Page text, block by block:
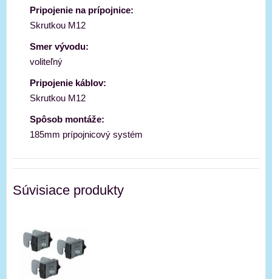
Pripojenie na prípojnice:
Skrutkou M12
Smer vývodu:
voliteľný
Pripojenie káblov:
Skrutkou M12
Spôsob montáže:
185mm prípojnicový systém
Súvisiace produkty